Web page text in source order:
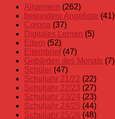
Elternbrief
Allgemein (262)
besondere Angebote (41)
Corona (37)
Digitales Lernen (5)
Eltern (52)
Elternbrief(47)
Gebärden des Monats (7)
Schüler (47)
Schuljahr 21/22 (22)
Schuljahr 22/23 (27)
Schuljahr 23/24 (23)
Schuljahr 24/25 (44)
Schuljahr 25/26 (48)